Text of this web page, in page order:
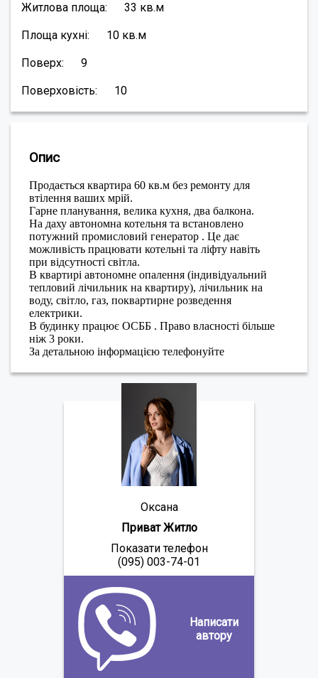
Житлова площа: 33 кв.м
Площа кухні: 10 кв.м
Поверх: 9
Поверховість: 10
Опис
Продається квартира 60 кв.м без ремонту для
втілення ваших мрій.
Гарне планування, велика кухня, два балкона.
На даху автономна котельня та встановлено
потужний промисловий генератор . Це дає
можливість працювати котельні та ліфту навіть
при відсутності світла.
В квартирі автономне опалення (індивідуальний
тепловий лічильник на квартиру), лічильник на
воду, світло, газ, поквартирне розведення
електрики.
В будинку працює ОСББ . Право власності більше
ніж 3 роки.
За детальною інформацією телефонуйте
Оксана
Приват Житло
Показати телефон
(095) 003-74-01
Написати
автору